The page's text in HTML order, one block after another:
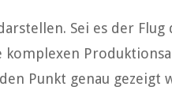
Sei es der
Punkt genau